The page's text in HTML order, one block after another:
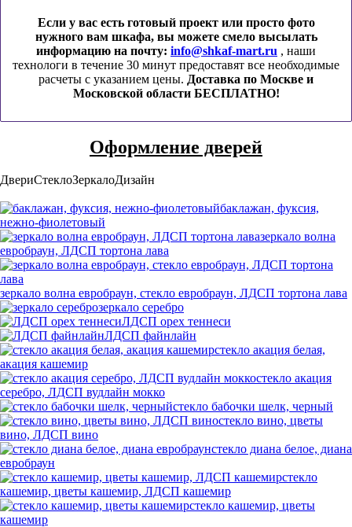
Если у вас есть готовый проект или просто фото
нужного вам шкафа, вы можете смело высылать
информацию на почту: info@shkaf-mart.ru , наши
технологи в течение 30 минут предоставят все необходимые
расчеты с указанием цены. Доставка по Москве и
Московской области БЕСПЛАТНО!
Оформление дверей
ДвериСтеклоЗеркалоДизайн
баклажан, фуксия,
нежно-фиолетовый
зеркало волна
евробраун, ЛДСП тортона лава
зеркало волна евробраун, стекло евробраун, ЛДСП тортона лава
зеркало серебро
ЛДСП орех теннеси
ЛДСП файнлайн
стекло акация белая,
акация кашемир
стекло акация
серебро, ЛДСП вудлайн мокко
стекло бабочки шелк, черный
стекло вино, цветы
вино, ЛДСП вино
стекло диана белое, диана
евробраун
стекло
кашемир, цветы кашемир, ЛДСП кашемир
стекло кашемир, цветы
кашемир